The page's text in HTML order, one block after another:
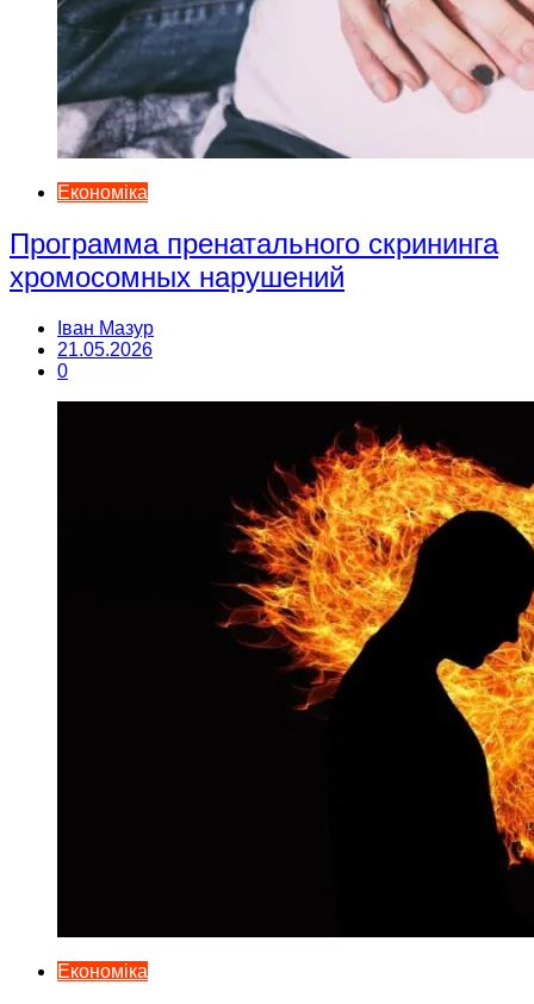
Економіка
Программа пренатального скрининга
хромосомных нарушений
Іван Мазур
21.05.2026
0
Економіка